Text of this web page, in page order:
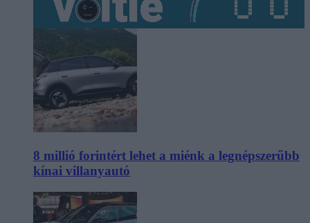
8 millió forintért lehet a miénk a legnépszerűbb
kínai villanyautó